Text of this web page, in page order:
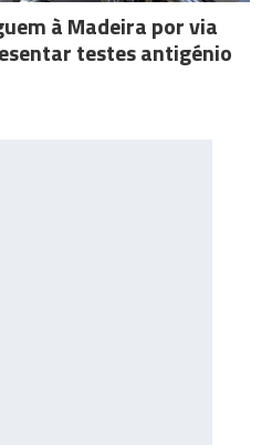
à Madeira por via
testes antigénio